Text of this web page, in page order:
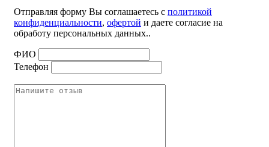
Отправляя форму Вы соглашаетесь с политикой
конфиденциальности, офертой и даете согласие на
обработу персональных данных..
ФИО
Телефон